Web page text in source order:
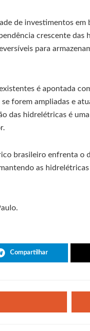
de investimentos
crescente
para
é apontada
forem ampliadas e
das hidrelétricas é
brasileiro enfrenta o
as
Compartilhar